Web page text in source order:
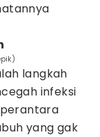
langkah
infeksi
yang gak